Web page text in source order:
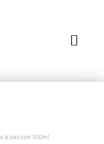
la passion 500ml